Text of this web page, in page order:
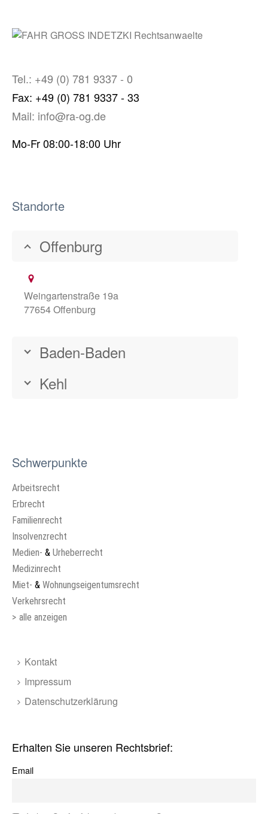
Tel.: +49 (0) 781 9337 - 0
Fax: +49 (0) 781 9337 - 33
Mail: info@ra-og.de
Mo-Fr 08:00-18:00 Uhr
Standorte
Offenburg
Weingartenstraße 19a
77654 Offenburg
Baden-Baden
Kehl
Schwerpunkte
Arbeitsrecht
Erbrecht
Familienrecht
Insolvenzrecht
Medien- & Urheberrecht
Medizinrecht
Miet- & Wohnungseigentumsrecht
Verkehrsrecht
> alle anzeigen
Kontakt
Impressum
Datenschutzerklärung
Erhalten Sie unseren Rechtsbrief:
Email